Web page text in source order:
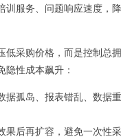
训服务、问题响应速度，
低采购价格，而是控制总
隐性成本飙升：
据孤岛、报表错乱、数据
果后再扩容，避免一次性